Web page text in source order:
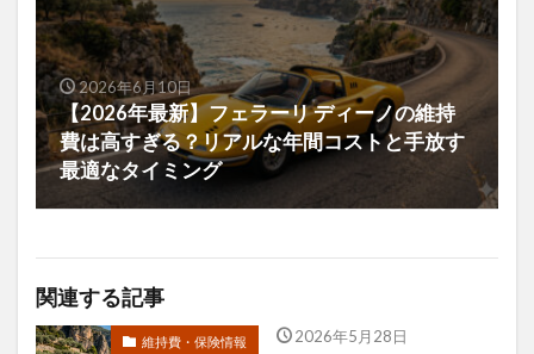
2026年6月10日
【2026年最新】フェラーリ ディーノの維持
費は高すぎる？リアルな年間コストと手放す
最適なタイミング
関連する記事
維持費・保険情報 2026年5月28日